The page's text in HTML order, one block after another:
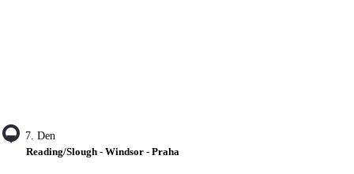
7. Den
Reading/Slough - Windsor - Praha